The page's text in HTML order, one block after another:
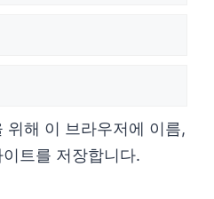
위해 이 브라우저에 이름,
트를 저장합니다.